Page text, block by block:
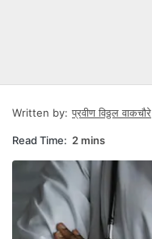
Written by: प्रवीण विठ्ठल वाकचौरे
Read Time: 2 mins